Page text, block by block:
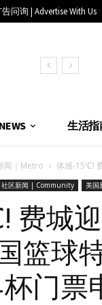
告问询 | Advertise With Us
生活指
闻｜Metro 体感-15℃!
社区新闻 | Community 美国
费城
篮球
门票